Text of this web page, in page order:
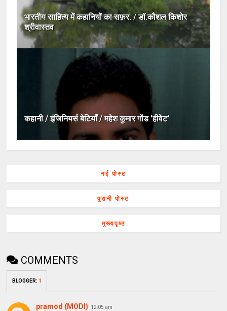
भारतीय साहित्य में कहानियों का सफ़र. / डॉ.कौशल किशोर
श्रीवास्तव
कहानी / इंजिनियर्स बेटियाँ / महेश कुमार गोंड 'हीवेट'
नई पोस्ट
पुरानी पोस्ट
मुख्यपृष्ठ
COMMENTS
BLOGGER: 1
pramod (MODI) 12:05 am